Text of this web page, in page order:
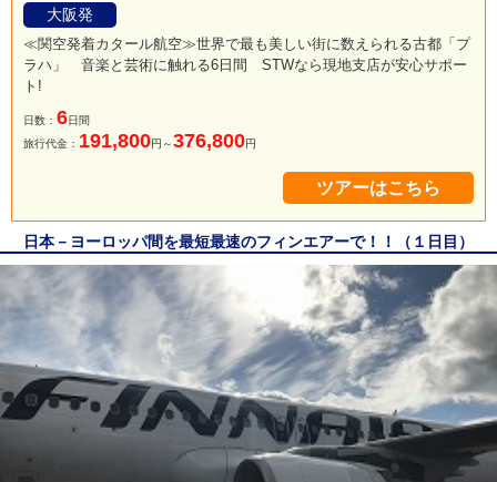
大阪発
≪関空発着カタール航空≫世界で最も美しい街に数えられる古都「プ
ラハ」 音楽と芸術に触れる6日間 STWなら現地支店が安心サポー
ト!
日数： 6日間
旅行代金： 191,800円～376,800円
ツアーはこちら
日本－ヨーロッパ間を最短最速のフィンエアーで！！（１日目）